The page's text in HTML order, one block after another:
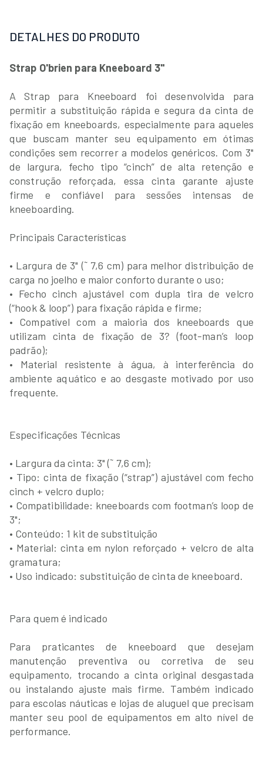
DETALHES DO PRODUTO
Strap O'brien para Kneeboard 3"
A Strap para Kneeboard foi desenvolvida para
permitir a substituição rápida e segura da cinta de
fixação em kneeboards, especialmente para aqueles
que buscam manter seu equipamento em ótimas
condições sem recorrer a modelos genéricos. Com 3"
de largura, fecho tipo “cinch” de alta retenção e
construção reforçada, essa cinta garante ajuste
firme e confiável para sessões intensas de
kneeboarding.
Principais Características
• Largura de 3" (˜ 7,6 cm) para melhor distribuição de
carga no joelho e maior conforto durante o uso;
• Fecho cinch ajustável com dupla tira de velcro
(“hook & loop”) para fixação rápida e firme;
• Compatível com a maioria dos kneeboards que
utilizam cinta de fixação de 3? (foot-man’s loop
padrão);
• Material resistente à água, à interferência do
ambiente aquático e ao desgaste motivado por uso
frequente.
Especificações Técnicas
• Largura da cinta: 3" (˜ 7,6 cm);
• Tipo: cinta de fixação (“strap”) ajustável com fecho
cinch + velcro duplo;
• Compatibilidade: kneeboards com footman’s loop de
3";
• Conteúdo: 1 kit de substituição
• Material: cinta em nylon reforçado + velcro de alta
gramatura;
• Uso indicado: substituição de cinta de kneeboard.
Para quem é indicado
Para praticantes de kneeboard que desejam
manutenção preventiva ou corretiva de seu
equipamento, trocando a cinta original desgastada
ou instalando ajuste mais firme. Também indicado
para escolas náuticas e lojas de aluguel que precisam
manter seu pool de equipamentos em alto nível de
performance.